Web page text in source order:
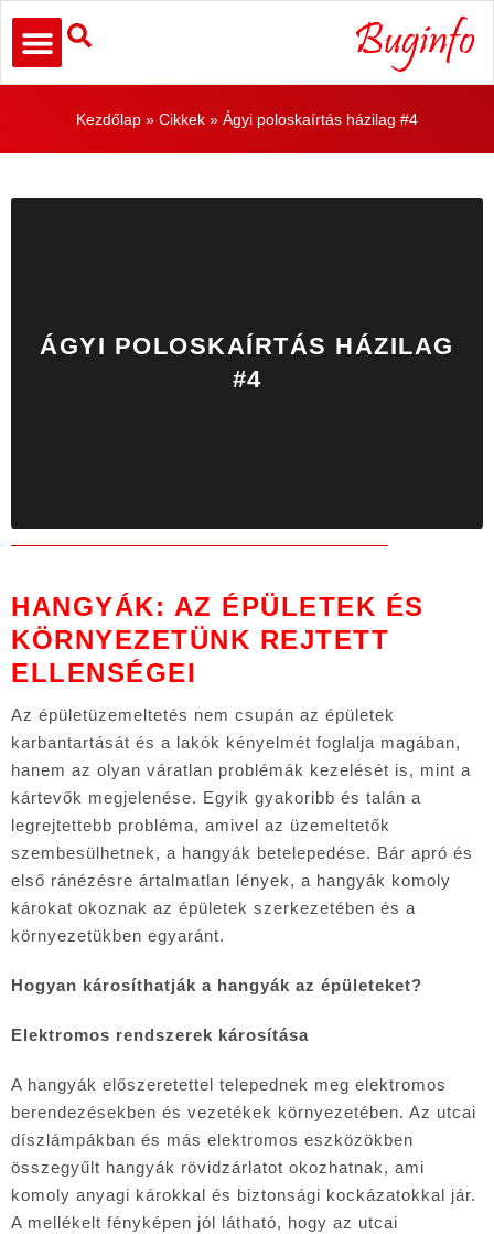
Kezdőlap » Cikkek » Ágyi poloskaírtás házilag #4
ÁGYI POLOSKAÍRTÁS HÁZILAG
#4
HANGYÁK: AZ ÉPÜLETEK ÉS
KÖRNYEZETÜNK REJTETT
ELLENSÉGEI
Az épületüzemeltetés nem csupán az épületek
karbantartását és a lakók kényelmét foglalja magában,
hanem az olyan váratlan problémák kezelését is, mint a
kártevők megjelenése. Egyik gyakoribb és talán a
legrejtettebb probléma, amivel az üzemeltetők
szembesülhetnek, a hangyák betelepedése. Bár apró és
első ránézésre ártalmatlan lények, a hangyák komoly
károkat okoznak az épületek szerkezetében és a
környezetükben egyaránt.
Hogyan károsíthatják a hangyák az épületeket?
Elektromos rendszerek károsítása
A hangyák előszeretettel telepednek meg elektromos
berendezésekben és vezetékek környezetében. Az utcai
díszlámpákban és más elektromos eszközökben
összegyűlt hangyák rövidzárlatot okozhatnak, ami
komoly anyagi károkkal és biztonsági kockázatokkal jár.
A mellékelt fényképen jól látható, hogy az utcai